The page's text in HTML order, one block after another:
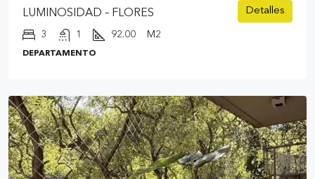
LUMINOSIDAD – FLORES
3 1 92.00 M2
DEPARTAMENTO
Detalles